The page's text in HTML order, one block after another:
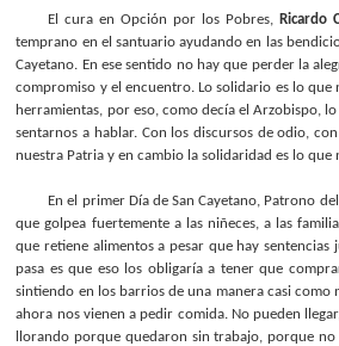
El cura en Opción por los Pobres, Ricardo
temprano en el santuario ayudando en las
Cayetano. En ese sentido no hay que perder la
compromiso y el encuentro. Lo solidario es lo
herramientas, por eso, como decía el Arzobispo,
sentarnos a hablar. Con los discursos de odio,
nuestra Patria y en cambio la solidaridad es lo que
En el primer Día de San Cayetano, Patrono
que golpea fuertemente a las niñeces, a las
que retiene alimentos a pesar que hay
pasa es que eso los obligaría a tener que
sintiendo en los barrios de una manera casi como
ahora nos vienen a pedir comida. No pueden
llorando porque quedaron sin trabajo, porque